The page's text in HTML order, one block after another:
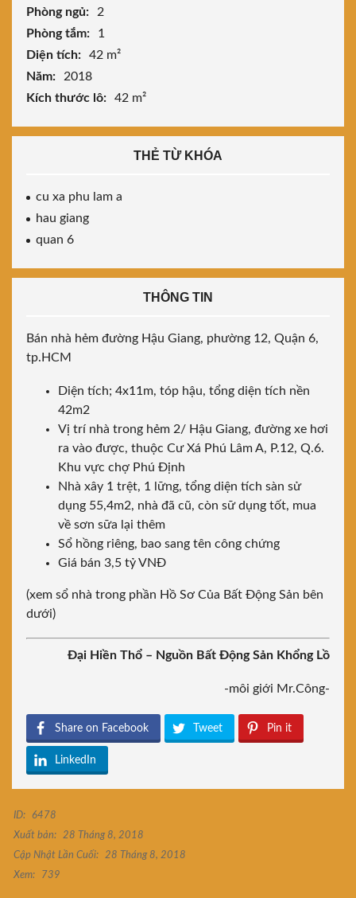
Phòng ngủ:
2
Phòng tắm:
1
Diện tích:
42 m²
Năm:
2018
Kích thước lô:
42 m²
THẺ TỪ KHÓA
cu xa phu lam a
hau giang
quan 6
THÔNG TIN
Bán nhà hẻm đường Hậu Giang, phường 12, Quận 6,
tp.HCM
Diện tích; 4x11m, tóp hậu, tổng diện tích nền
42m2
Vị trí nhà trong hẻm 2/ Hậu Giang, đường xe hơi
ra vào được, thuộc Cư Xá Phú Lâm A, P.12, Q.6.
Khu vực chợ Phú Định
Nhà xây 1 trệt, 1 lững, tổng diện tích sàn sử
dụng 55,4m2, nhà đã cũ, còn sữ dụng tốt, mua
về sơn sữa lại thêm
Sổ hồng riêng, bao sang tên công chứng
Giá bán 3,5 tỷ VNĐ
(xem sổ nhà trong phần Hồ Sơ Của Bất Động Sản bên
dưới)
Đại Hiền Thổ – Nguồn Bất Động Sản Khổng Lồ
-môi giới Mr.Công-
Share on Facebook Tweet Pin it
LinkedIn
ID:
6478
Xuất bản:
28 Tháng 8, 2018
Cập Nhật Lần Cuối:
28 Tháng 8, 2018
Xem:
739